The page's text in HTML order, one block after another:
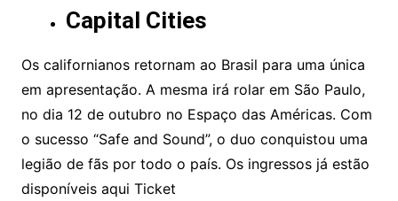
Capital Cities
Os californianos retornam ao Brasil para uma única
em apresentação. A mesma irá rolar em São Paulo,
no dia 12 de outubro no Espaço das Américas. Com
o sucesso “Safe and Sound”, o duo conquistou uma
legião de fãs por todo o país. Os ingressos já estão
disponíveis aqui Ticket